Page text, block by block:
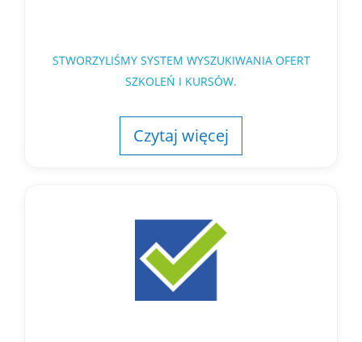
STWORZYLIŚMY SYSTEM WYSZUKIWANIA OFERT
SZKOLEŃ I KURSÓW.
Czytaj więcej